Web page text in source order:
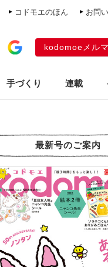
コドモエのほん お問
kodomoeメル
手づくり 連載
最新号のご案内